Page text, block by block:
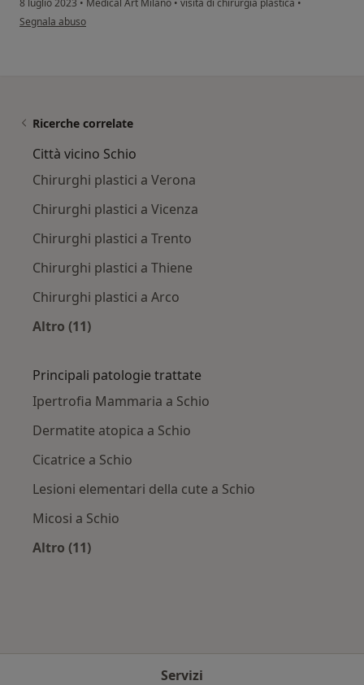
8 luglio 2023 • Medical Art Milano • visita di chirurgia plastica •
secondo l'opinione dell'utente Linda
Segnala abuso
Ricerche correlate
Città vicino Schio
Chirurghi plastici a Verona
Chirurghi plastici a Vicenza
Chirurghi plastici a Trento
Chirurghi plastici a Thiene
Chirurghi plastici a Arco
Altro (11)
Principali patologie trattate
Ipertrofia Mammaria a Schio
Dermatite atopica a Schio
Cicatrice a Schio
Lesioni elementari della cute a Schio
Micosi a Schio
Altro (11)
Servizi